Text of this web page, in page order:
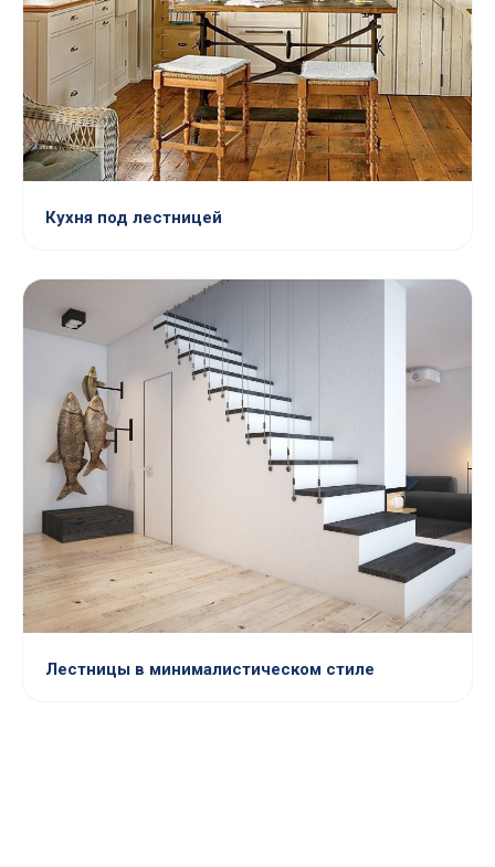
Кухня под лестницей
Лестницы в минималистическом стиле